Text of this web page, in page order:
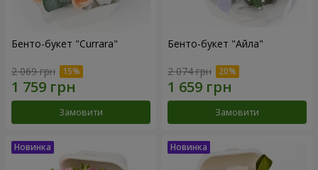
Бенто-букет "Currara"
2 069 грн
Замовити
Бенто-букет "Айла"
2 074 грн
Замовити